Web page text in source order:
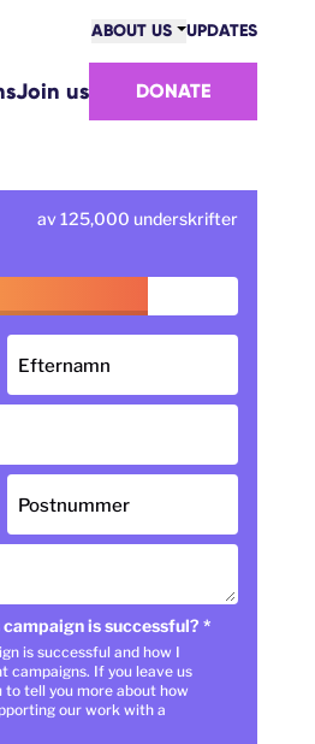
ABOUT US
FUNDED
UPDATES
Join us DONATE
av 125,000 underskrifter
Efternamn
Postnummer
is successful? *
is successful and how I
campaigns. If you leave us
tell you more about how
our work with a